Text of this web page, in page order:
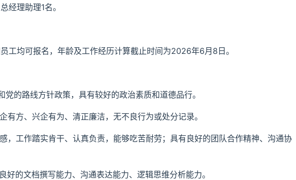
经理助理1名。
工均可报名，年龄及工作经历计算截止时间为2026年6月8日。
党的路线方针政策，具有较好的政治素质和道德品行。
有方、兴企有为、清正廉洁，无不良行为或处分记录。
，工作踏实肯干、认真负责，能够吃苦耐劳；具有良好的团队合作精神、沟通协
好的文档撰写能力、沟通表达能力、逻辑思维分析能力。